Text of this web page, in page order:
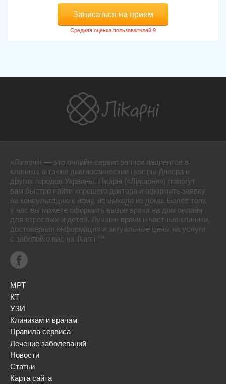
Записаться на прием
«Лікарні» — это онлайн-сервис записи пациентов в
клиники, а также диагностические центры Днепра и
других городов Украины. Лікарні («Ликарни») помогут
вам быстро найти хорошего доктора и оформить заявку
на консультацию к нему, не выходя из дома. Более того,
у нас вы можете оформить вызов врача на дом онлайн
для взрослых и детей. Лучшие врачи и частные клиники,
достоверная информация и актуальные цены на услуги
с заботой о вас на likarni ™
МРТ
КТ
УЗИ
Клиникам и врачам
Правила сервиса
Лечение заболеваний
Новости
Статьи
Карта сайта